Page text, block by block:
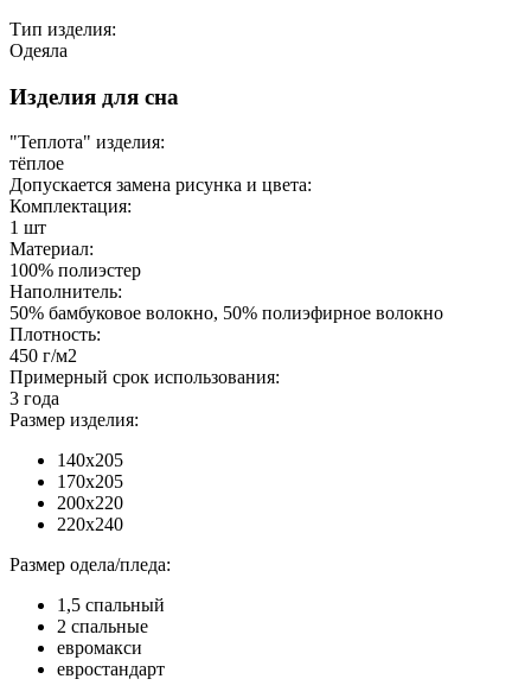
Тип изделия:
Одеяла
Изделия для сна
"Теплота" изделия:
тёплое
Допускается замена рисунка и цвета:
Комплектация:
1 шт
Материал:
100% полиэстер
Наполнитель:
50% бамбуковое волокно, 50% полиэфирное волокно
Плотность:
450 г/м2
Примерный срок использования:
3 года
Размер изделия:
140х205
170х205
200х220
220х240
Размер одела/пледа:
1,5 спальный
2 спальные
евромакси
евростандарт